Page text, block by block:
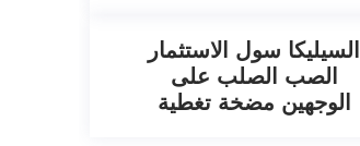
السيليكا سول الاستثمار
الصب الصلب على
الوجهين مضخة تغطية